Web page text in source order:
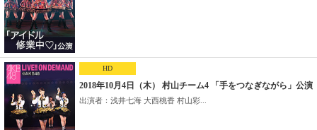
HD
2018年10月4日（木） 村山チーム4 「手をつなぎながら」公演
出演者：浅井七海 大西桃香 村山彩...